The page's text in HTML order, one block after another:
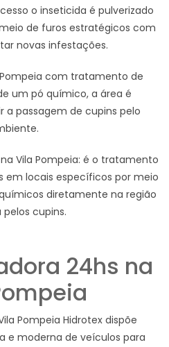
o inseticida é pulverizado
de furos estratégicos com
novas infestações.
com tratamento de
um pó químico, a área é
a passagem de cupins pelo
Vila Pompeia: é o tratamento
em locais específicos por meio
diretamente na região
cupins.
24hs na
Pompeia Hidrotex dispõe
e moderna de veículos para